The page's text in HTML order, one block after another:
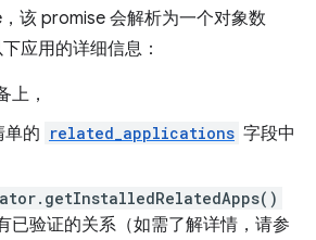
该 promise 会解析为一个对象数
应用的详细信息：
上，
单的 related_applications 字段中
已验证的关系（如需了解详情，请参